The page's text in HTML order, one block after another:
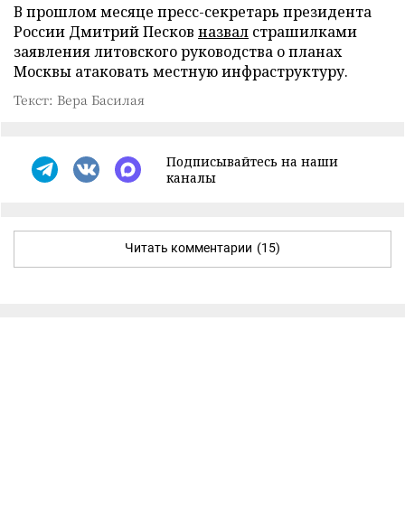
В прошлом месяце пресс-секретарь президента
России Дмитрий Песков назвал страшилками
заявления литовского руководства о планах
Москвы атаковать местную инфраструктуру.
Текст: Вера Басилая
Подписывайтесь на наши
каналы
Читать комментарии (15)